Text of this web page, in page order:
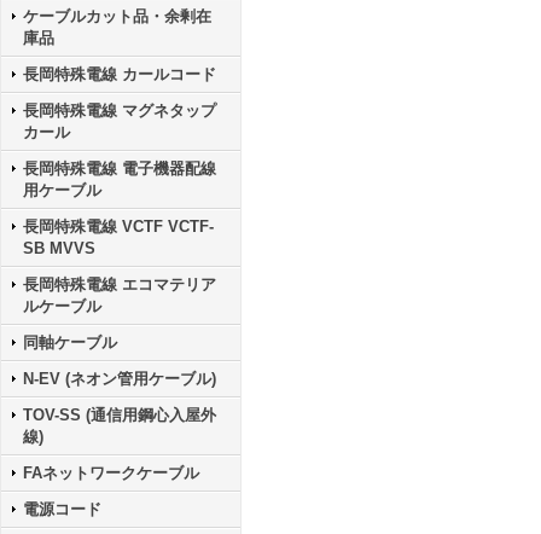
ケーブルカット品・余剰在
庫品
長岡特殊電線 カールコード
長岡特殊電線 マグネタップ
カール
長岡特殊電線 電子機器配線
用ケーブル
長岡特殊電線 VCTF VCTF-
SB MVVS
長岡特殊電線 エコマテリア
ルケーブル
同軸ケーブル
N-EV (ネオン管用ケーブル)
TOV-SS (通信用鋼心入屋外
線)
FAネットワークケーブル
電源コード